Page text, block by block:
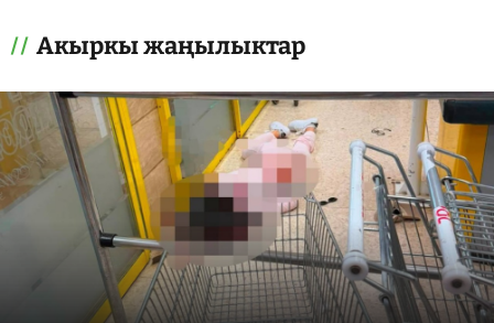
Акыркы жаңылыктар